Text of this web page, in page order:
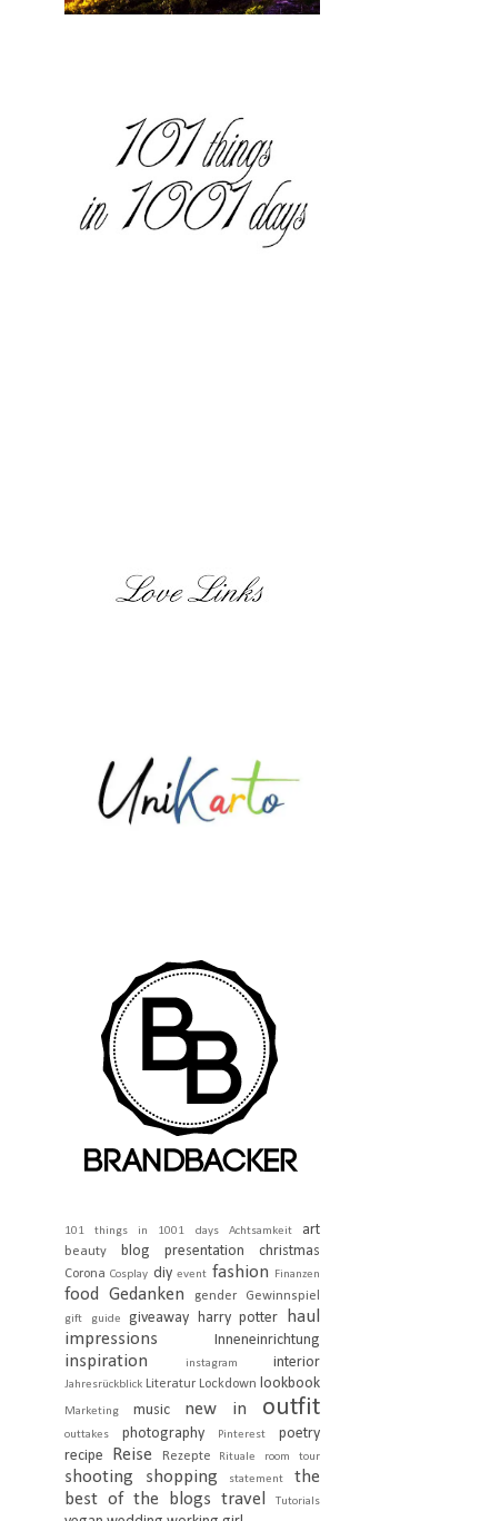
101 things in 1001 days Achtsamkeit art
beauty blog presentation christmas
Corona Cosplay diy event fashion Finanzen
food Gedanken gender Gewinnspiel
gift guide giveaway harry potter
haul
impressions
Inneneinrichtung
inspiration instagram interior
Jahresrückblick Literatur Lockdown lookbook
Marketing music new in outfit
outtakes photography Pinterest
poetry
recipe
Reise Rezepte Rituale room tour
shooting shopping statement
the
best of the blogs travel Tutorials